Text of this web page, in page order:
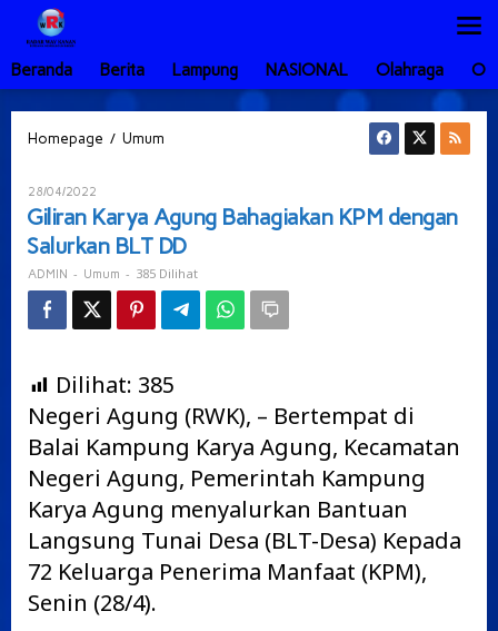
Lewati
konten
Beranda
Berita Lampung NASIONAL Olahraga
Homepage / Umum
KPM
dengan
BLT
DD
28/04/2022
ADMIN
Giliran Karya Agung Bahagiakan KPM dengan
Salurkan BLT DD
ADMIN - Umum - 385 Dilihat
Dilihat: 385
Negeri Agung (RWK), – Bertempat di
Balai Kampung Karya Agung, Kecamatan
Negeri Agung, Pemerintah Kampung
Karya Agung menyalurkan Bantuan
Langsung Tunai Desa (BLT-Desa) Kepada
72 Keluarga Penerima Manfaat (KPM),
Senin (28/4).